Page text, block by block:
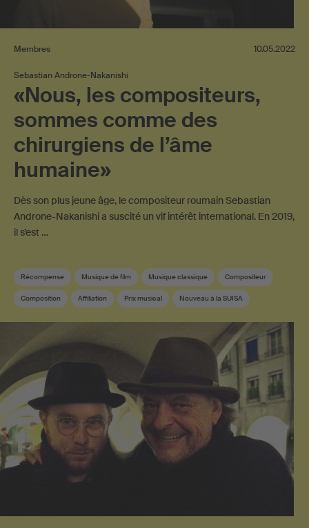
Membres 10.05.2022
Sebastian Androne-Nakanishi
«Nous, les compositeurs,
sommes comme des
chirurgiens de l’âme
humaine»
Dès son plus jeune âge, le compositeur roumain Sebastian
Androne-Nakanishi a suscité un vif intérêt international. En 2019,
il s’est …
Récompense Musique de film Musique classique Compositeur
Composition Affiliation Prix musical Nouveau à la SUISA